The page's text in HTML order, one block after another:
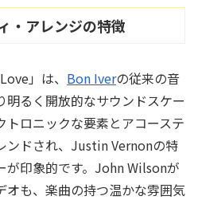
・アレンジの特徴
」は、 Bon Iverの従来の音
るく開放的なサウンドスケー
トロニックな要素とアコーステ
ンドされ、Justin Vernonの特
が印象的です。John Wilsonが
オも、楽曲の持つ温かな雰囲気